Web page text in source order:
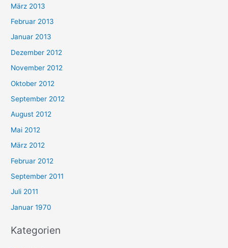
März 2013
Februar 2013
Januar 2013
Dezember 2012
November 2012
Oktober 2012
September 2012
August 2012
Mai 2012
März 2012
Februar 2012
September 2011
Juli 2011
Januar 1970
Kategorien